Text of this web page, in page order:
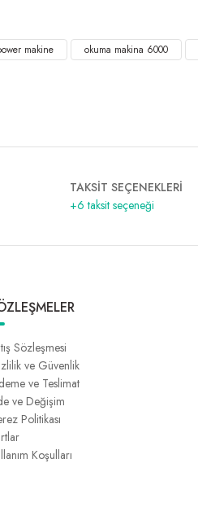
makine okuma makina 6000
TAKSİT SEÇENEKLERİ
+6 taksit seçeneği
Sözleşmesi
ve Güvenlik
ve Teslimat
ve Değişim
Politikası
Koşulları